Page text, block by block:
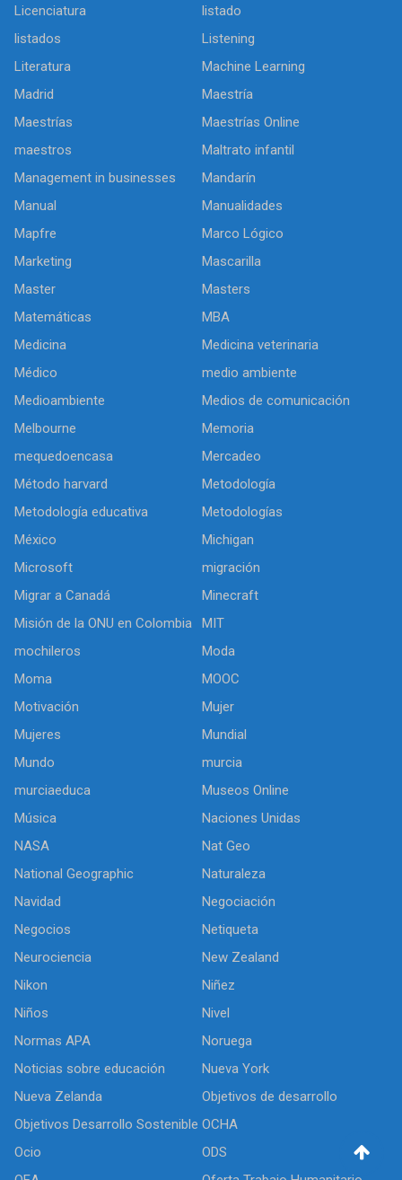
Licenciatura
listado
listados
Listening
Literatura
Machine Learning
Madrid
Maestría
Maestrías
Maestrías Online
maestros
Maltrato infantil
Management in businesses
Mandarín
Manual
Manualidades
Mapfre
Marco Lógico
Marketing
Mascarilla
Master
Masters
Matemáticas
MBA
Medicina
Medicina veterinaria
Médico
medio ambiente
Medioambiente
Medios de comunicación
Melbourne
Memoria
mequedoencasa
Mercadeo
Método harvard
Metodología
Metodología educativa
Metodologías
México
Michigan
Microsoft
migración
Migrar a Canadá
Minecraft
Misión de la ONU en Colombia
MIT
mochileros
Moda
Moma
MOOC
Motivación
Mujer
Mujeres
Mundial
Mundo
murcia
murciaeduca
Museos Online
Música
Naciones Unidas
NASA
Nat Geo
National Geographic
Naturaleza
Navidad
Negociación
Negocios
Netiqueta
Neurociencia
New Zealand
Nikon
Niñez
Niños
Nivel
Normas APA
Noruega
Noticias sobre educación
Nueva York
Nueva Zelanda
Objetivos de desarrollo
Objetivos Desarrollo Sostenible OCHA
Ocio
ODS